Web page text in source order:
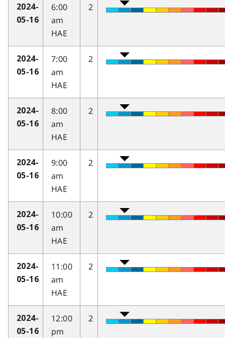
2024-
05-16
6:00
am
HAE
2
2024-
05-16
7:00
am
HAE
2
2024-
05-16
8:00
am
HAE
2
2024-
05-16
9:00
am
HAE
2
2024-
05-16
10:00
am
HAE
2
2024-
05-16
11:00
am
HAE
2
2024-
05-16
12:00
pm
2